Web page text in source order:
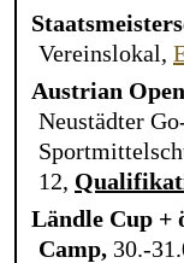
Vereinslokal,
Austrian
Neustädter
12,
Ländle Cup +
Camp, 30.-